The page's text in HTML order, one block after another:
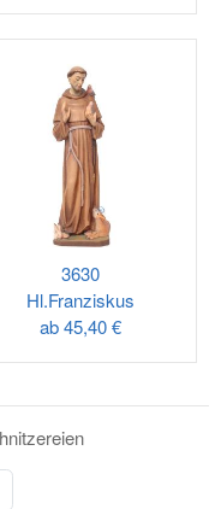
3630
Hl.Franziskus
ab45,40 €